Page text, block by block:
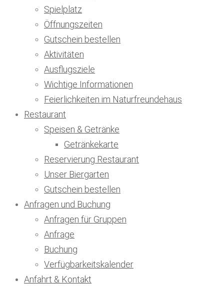
Spielplatz
Öffnungszeiten
Gutschein bestellen
Aktivitäten
Ausflugsziele
Wichtige Informationen
Feierlichkeiten im Naturfreundehaus
Restaurant
Speisen & Getränke
Getränkekarte
Reservierung Restaurant
Unser Biergarten
Gutschein bestellen
Anfragen und Buchung
Anfragen für Gruppen
Anfrage
Buchung
Verfügbarkeitskalender
Anfahrt & Kontakt